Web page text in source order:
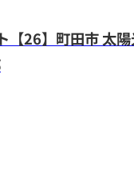
【26】町田市 太